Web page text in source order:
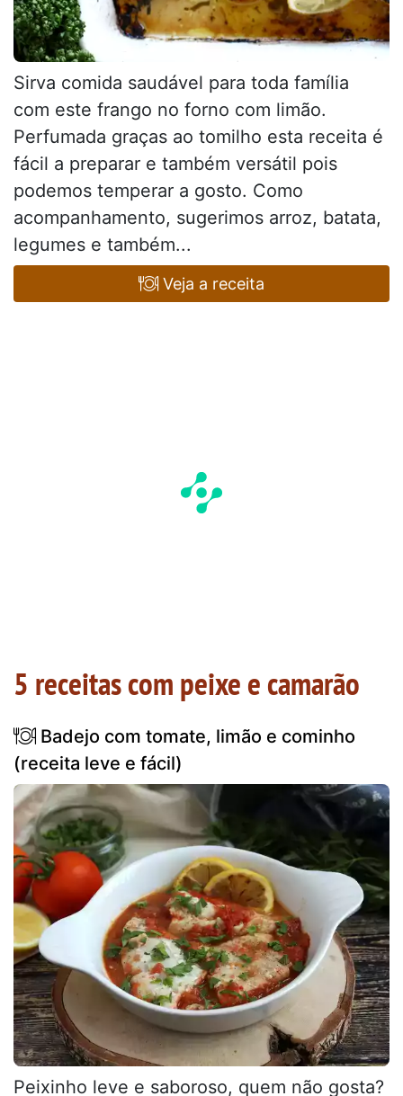
Sirva comida saudável para toda família
com este frango no forno com limão.
Perfumada graças ao tomilho esta receita é
fácil a preparar e também versátil pois
podemos temperar a gosto. Como
acompanhamento, sugerimos arroz, batata,
legumes e também...
Veja a receita
5 receitas com peixe e camarão
Badejo com tomate, limão e cominho
(receita leve e fácil)
Peixinho leve e saboroso, quem não gosta?